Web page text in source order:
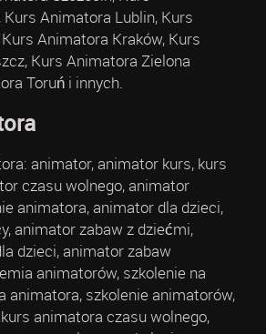
Animatora Lublin, Kurs
Animatora Kraków, Kurs
Kurs Animatora Zielona
Toruń i innych.
animator, animator kurs, kurs
czasu wolnego, animator
animatora, animator dla dzieci,
animator zabaw z dziećmi,
dzieci, animator zabaw
animatorów, szkolenie na
animatora, szkolenie animatorów,
animatora czasu wolnego,